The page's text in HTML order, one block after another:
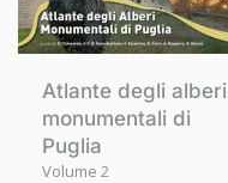
Atlante degli alberi
monumentali di
Puglia
Volume 2